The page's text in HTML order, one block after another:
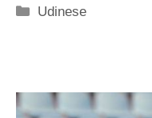
Categorie
Udinese